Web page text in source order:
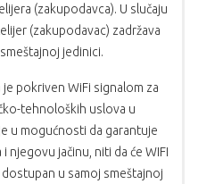
(zakupodavca). U slučaju
(zakupodavac) zadržava
jedinici.
pokriven WiFi signalom za
tehnoloških uslova u
u mogućnosti da garantuje
jačinu, niti da će WIFI
u samoj smeštajnoj